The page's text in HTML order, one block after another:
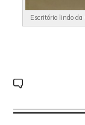
Escritório lindo da